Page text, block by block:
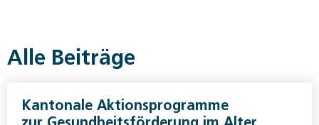
Alle Beiträge
Kantonale Aktionsprogramme